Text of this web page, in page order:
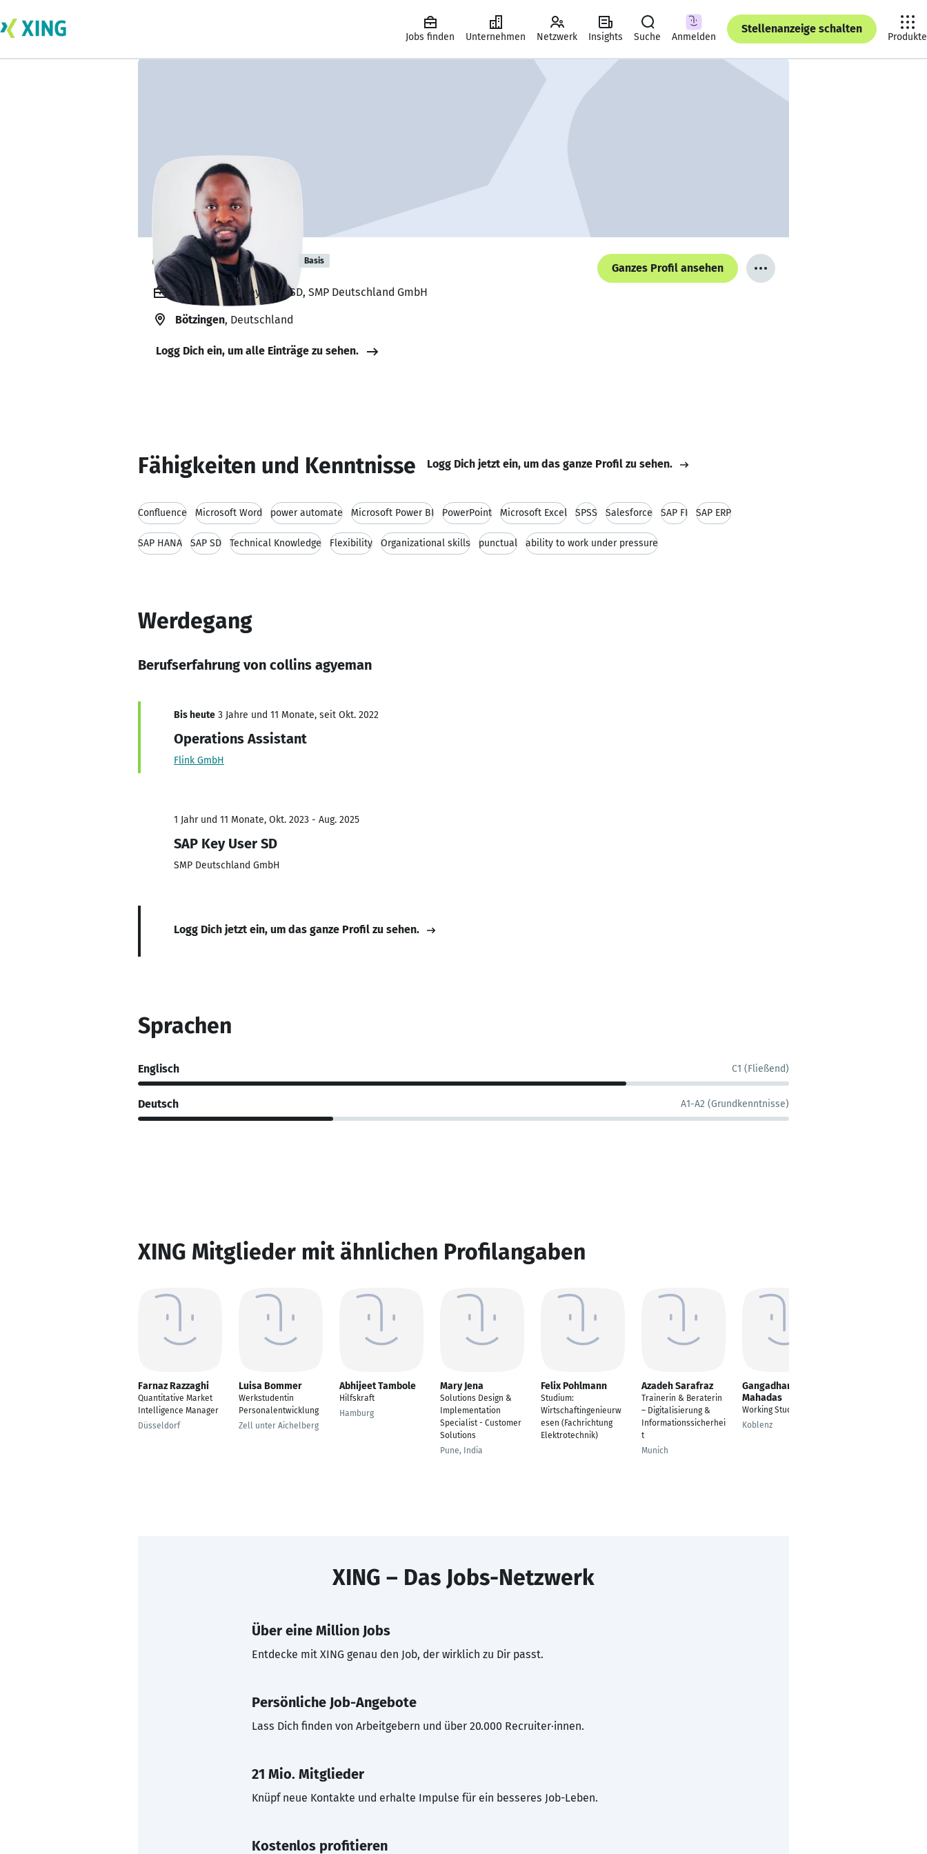
Jobs finden Unternehmen Netzwerk Insights Suche Anmelden
Stellenanzeige schalten
Produkte
collins agyeman Basis
Ganzes Profil ansehen
Bis 2025, SAP Key User SD, SMP Deutschland GmbH
Bötzingen, Deutschland
Logg Dich ein, um alle Einträge zu sehen.
Fähigkeiten und Kenntnisse Logg Dich jetzt ein, um das ganze Profil zu sehen.
Confluence Microsoft Word power automate Microsoft Power BI PowerPoint Microsoft Excel SPSS Salesforce SAP FI SAP ERP
SAP HANA SAP SD Technical Knowledge Flexibility Organizational skills punctual ability to work under pressure
Werdegang
Berufserfahrung von collins agyeman
Bis heute 3 Jahre und 11 Monate, seit Okt. 2022
Operations Assistant
Flink GmbH
1 Jahr und 11 Monate, Okt. 2023 - Aug. 2025
SAP Key User SD
SMP Deutschland GmbH
Logg Dich jetzt ein, um das ganze Profil zu sehen.
Sprachen
Englisch C1 (Fließend)
Deutsch A1-A2 (Grundkenntnisse)
XING Mitglieder mit ähnlichen Profilangaben
Farnaz Razzaghi
Quantitative Market
Intelligence Manager
Düsseldorf
Luisa Bommer
Werkstudentin
Personalentwicklung
Zell unter Aichelberg
Abhijeet Tambole
Hilfskraft
Hamburg
Mary Jena
Solutions Design &
Implementation
Specialist - Customer
Solutions
Pune, India
Felix Pohlmann
Studium:
Wirtschaftingenieurw
esen (Fachrichtung
Elektrotechnik)
Azadeh Sarafraz
Trainerin & Beraterin
– Digitalisierung &
Informationssicherhei
t
Munich
Gangadhar Anand
Mahadas
Working Student
Koblenz
XING – Das Jobs-Netzwerk
Über eine Million Jobs
Entdecke mit XING genau den Job, der wirklich zu Dir passt.
Persönliche Job-Angebote
Lass Dich finden von Arbeitgebern und über 20.000 Recruiter·innen.
21 Mio. Mitglieder
Knüpf neue Kontakte und erhalte Impulse für ein besseres Job-Leben.
Kostenlos profitieren